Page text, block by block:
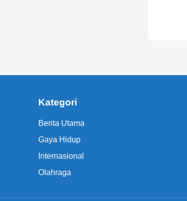
Kategori
Berita Utama
Gaya Hidup
Internasional
Olahraga